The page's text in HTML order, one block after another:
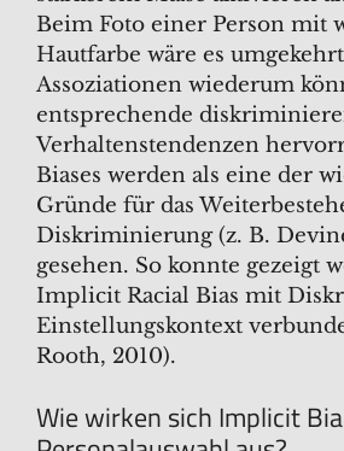
Beim Foto einer Person mit
Hautfarbe wäre es
Assoziationen wiederum
entsprechende
Verhaltenstendenzen
Biases werden als eine der
Gründe für das
Diskriminierung (z. B.
gesehen. So konnte gezeigt
Implicit Racial Bias mit
Einstellungskontext
Rooth, 2010).
Wie wirken sich Implicit